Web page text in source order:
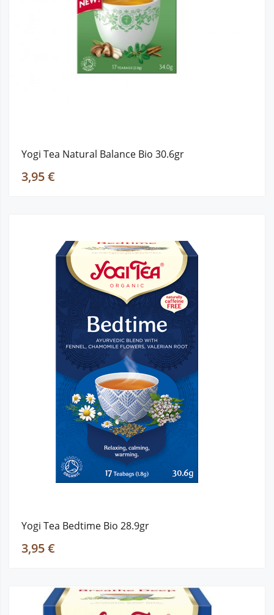
Yogi Tea Natural Balance Bio 30.6gr
3,95 €
Yogi Tea Bedtime Bio 28.9gr
3,95 €